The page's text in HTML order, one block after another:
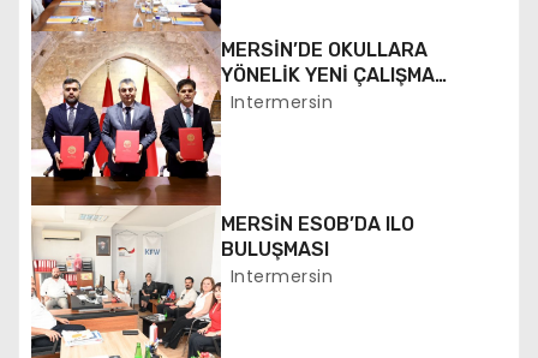
i
n
m
e
s
i
MERSİN’DE OKULLARA
YÖNELİK YENİ ÇALIŞMA
BAŞLATILDI
Intermersin
MERSİN ESOB’DA ILO
BULUŞMASI
Intermersin